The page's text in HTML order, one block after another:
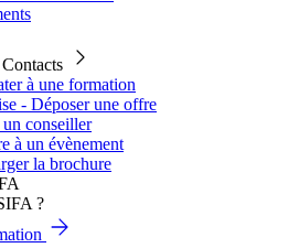
à une formation
- Déposer une offre
un conseiller
à un évènement
la brochure
?